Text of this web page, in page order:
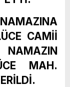
CAMİİ
MAH.